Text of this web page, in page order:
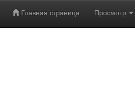
Главная страница Просмотр